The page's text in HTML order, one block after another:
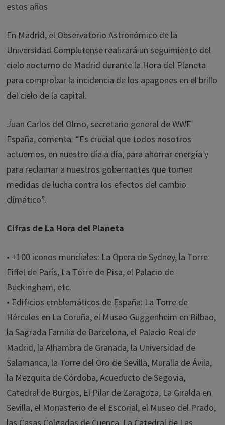
estos años
En Madrid, el Observatorio Astronómico de la
Universidad Complutense realizará un seguimiento del
cielo nocturno de Madrid durante la Hora del Planeta
para comprobar la incidencia de los apagones en el brillo
del cielo de la capital.
Juan Carlos del Olmo, secretario general de WWF
España, comenta: “Es crucial que todos nosotros
actuemos, en nuestro día a día, para ahorrar energía y
para reclamar a nuestros gobernantes que tomen
medidas de lucha contra los efectos del cambio
climático”.
Cifras de La Hora del Planeta
• +100 iconos mundiales: La Opera de Sydney, la Torre
Eiffel de París, La Torre de Pisa, el Palacio de
Buckingham, etc.
• Edificios emblemáticos de España: La Torre de
Hércules en La Coruña, el Museo Guggenheim en Bilbao,
la Sagrada Familia de Barcelona, el Palacio Real de
Madrid, la Alhambra de Granada, la Universidad de
Salamanca, la Torre del Oro de Sevilla, Muralla de Ávila,
la Mezquita de Córdoba, Acueducto de Segovia,
Catedral de Burgos, El Pilar de Zaragoza, La Giralda en
Sevilla, el Monasterio de el Escorial, el Museo del Prado,